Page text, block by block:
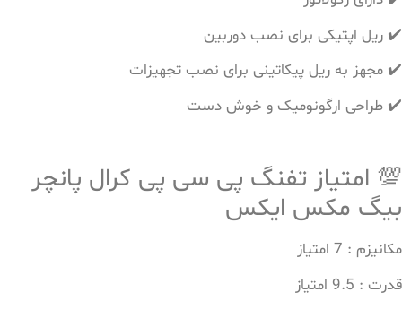
✔️ ریل اپتیکی برای نصب دوربین
✔️ مجهز به ریل پیکاتینی برای نصب تجهیزات
✔️ طراحی ارگونومیک و خوش دست
💯 امتیاز تفنگ پی سی پی کرال پانچر
بیگ مکس ایکس
مکانیزم : 7 امتیاز
قدرت : 9.5 امتیاز